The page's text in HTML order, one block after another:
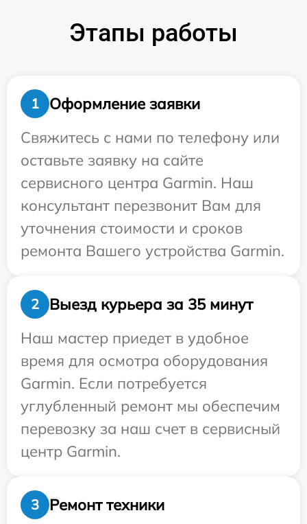
Этапы работы
1
Оформление заявки
Свяжитесь с нами по телефону или
оставьте заявку на сайте
сервисного центра Garmin. Наш
консультант перезвонит Вам для
уточнения стоимости и сроков
ремонта Вашего устройства Garmin.
2
Выезд курьера за 35 минут
Наш мастер приедет в удобное
время для осмотра оборудования
Garmin. Если потребуется
углубленный ремонт мы обеспечим
перевозку за наш счет в сервисный
центр Garmin.
3 Ремонт техники